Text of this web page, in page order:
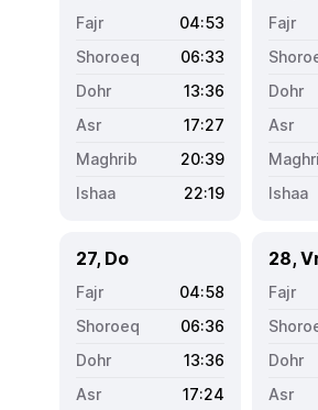
04:53
06:33
13:36
17:27
20:39
22:19
27, Do
04:58
06:36
13:36
17:24
28,